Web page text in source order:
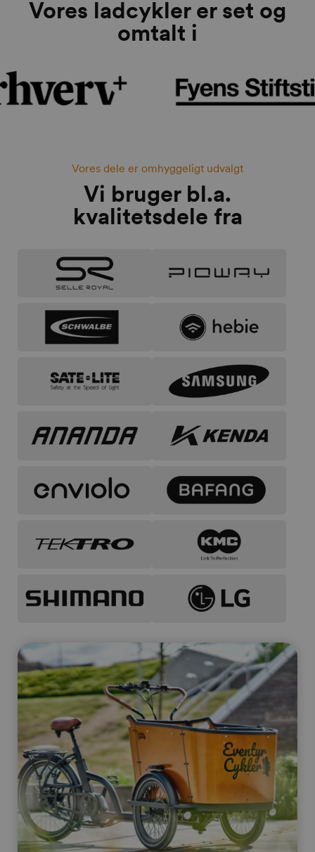
Vores ladcykler er set og
omtalt i
Vores dele er omhyggeligt udvalgt
Vi bruger bl.a.
kvalitetsdele fra